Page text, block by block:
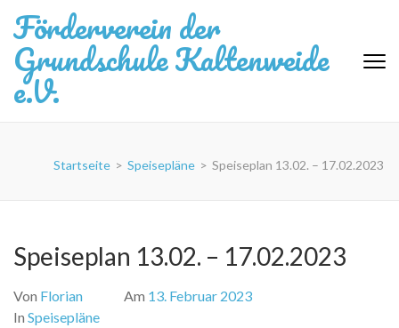
Inhalt
springen
(Eingabetaste
drücken)
Förderverein der
Grundschule Kaltenweide
e.V.
Startseite > Speisepläne > Speiseplan 13.02. – 17.02.2023
Speiseplan 13.02. – 17.02.2023
Von Florian Am 13. Februar 2023
In Speisepläne